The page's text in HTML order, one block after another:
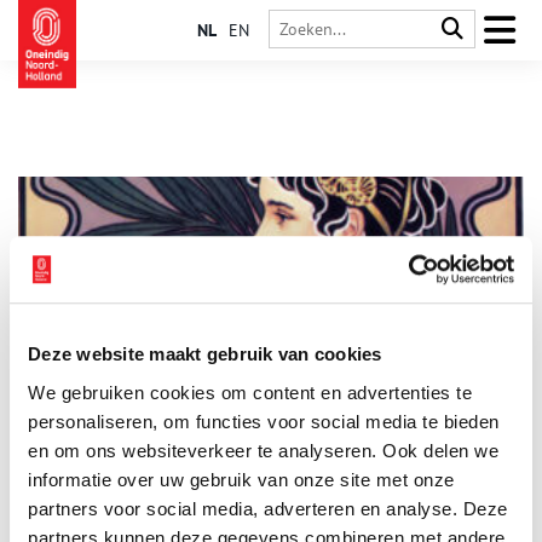
Deze website maakt gebruik van cookies
We gebruiken cookies om content en advertenties te
personaliseren, om functies voor social media te bieden
en om ons websiteverkeer te analyseren. Ook delen we
informatie over uw gebruik van onze site met onze
partners voor social media, adverteren en analyse. Deze
partners kunnen deze gegevens combineren met andere
NL EN
Chocolonely
Amsterdam mag gerust de chocoladehoofdstad van de wereld
genoemd worden. Dagelijks vaart meer dan 600.000 ton cacao
uit West-Afrika de Amsterdamse haven binnen. Ook speelt de
hoofdstad een voortrekkersrol op het gebied van fairtrade. Dit
begon al in de negentiende eeuw, toen de Amsterdamse
Multatuli zijn roman Max Havelaar schreef. Vandaag de dag is